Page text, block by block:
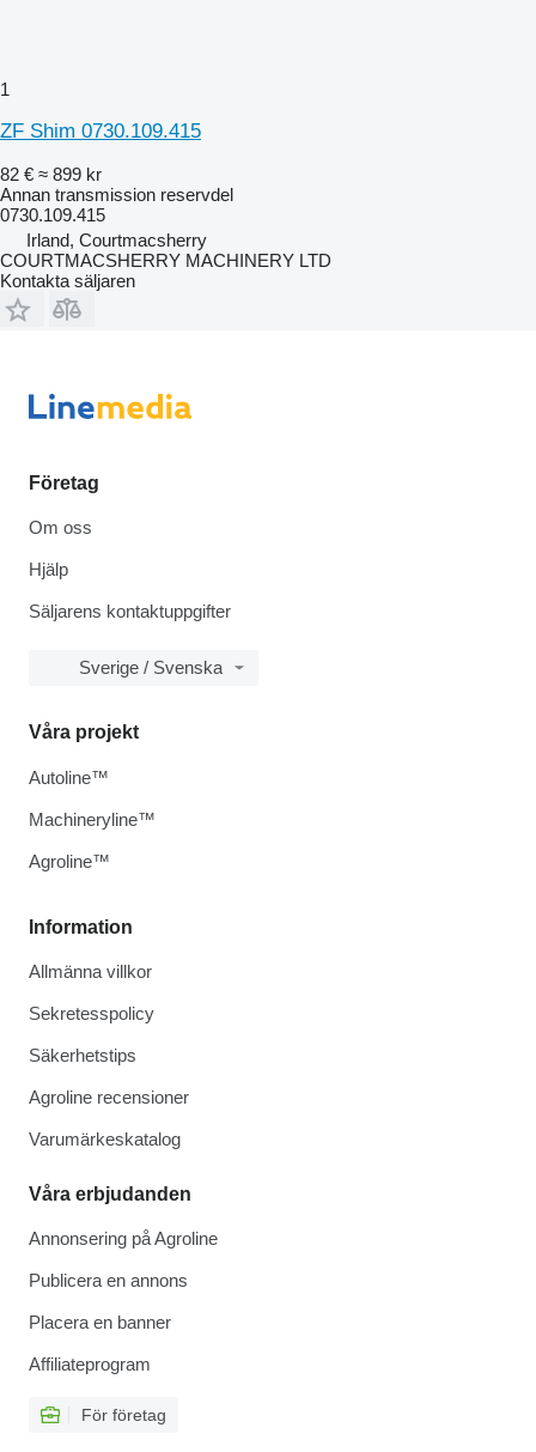
1
ZF Shim 0730.109.415
82 € ≈ 899 kr
Annan transmission reservdel
0730.109.415
Irland, Courtmacsherry
COURTMACSHERRY MACHINERY LTD
Kontakta säljaren
Företag
Om oss
Hjälp
Säljarens kontaktuppgifter
Sverige / Svenska
Information
Allmänna villkor
Sekretesspolicy
Säkerhetstips
Agroline recensioner
Varumärkeskatalog
Våra erbjudanden
Annonsering på Agroline
Publicera en annons
Placera en banner
Affiliateprogram
För företag
Våra projekt
Autoline™
Machineryline™
Agroline™